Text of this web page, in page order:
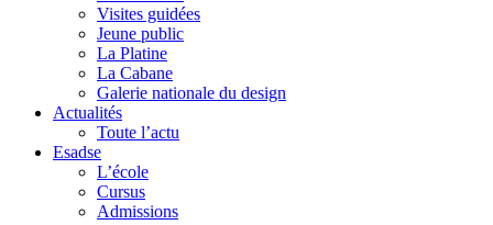
Visites guidées
Jeune public
La Platine
La Cabane
Galerie nationale du design
Actualités
Toute l’actu
Esadse
L’école
Cursus
Admissions